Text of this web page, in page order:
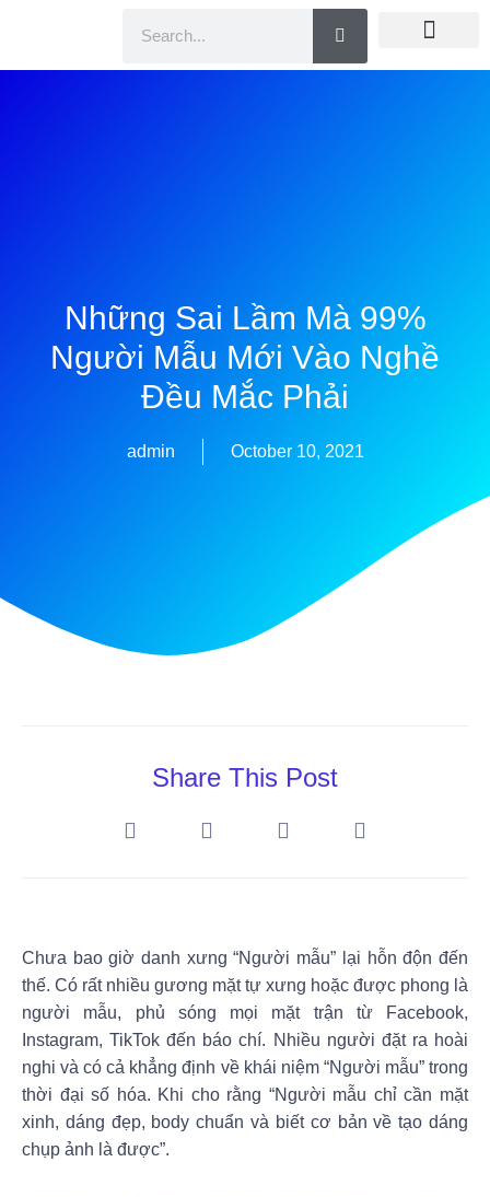
Những Sai Lầm Mà 99%
Người Mẫu Mới Vào Nghề
Đều Mắc Phải
admin October 10, 2021
Share This Post
Chưa bao giờ danh xưng “Người mẫu” lại hỗn độn đến
thế. Có rất nhiều gương mặt tự xưng hoặc được phong là
người mẫu, phủ sóng mọi mặt trận từ Facebook,
Instagram, TikTok đến báo chí. Nhiều người đặt ra hoài
nghi và có cả khẳng định về khái niệm “Người mẫu” trong
thời đại số hóa. Khi cho rằng “Người mẫu chỉ cần mặt
xinh, dáng đẹp, body chuẩn và biết cơ bản về tạo dáng
chụp ảnh là được”.